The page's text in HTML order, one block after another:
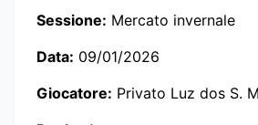
Sessione: Mercato invernale
Data: 09/01/2026
Giocatore: Privato Luz dos S.